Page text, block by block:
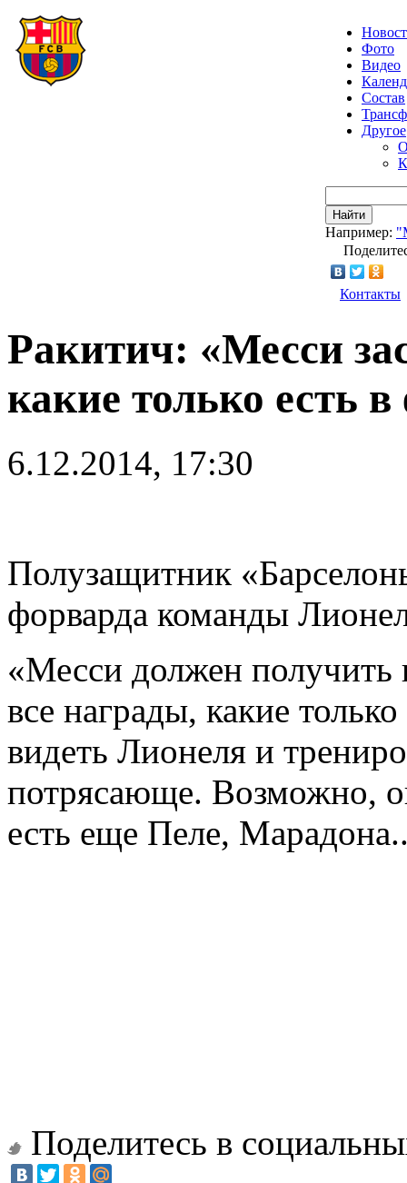
Фото
Видео
Состав
Другое
Найти
Например:
Контакты
Ракитич: «Месси
какие только есть в
6.12.2014, 17:30
Полузащитник
форварда команды
«Месси должен получить
все награды, какие
видеть Лионеля и
потрясающе. Возможно,
есть еще Пеле,
Поделитесь в